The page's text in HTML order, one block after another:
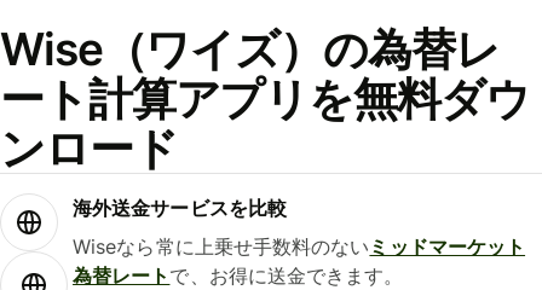
Wise（ワイズ）の為替レ
ート計算アプリを無料ダウ
ンロード
海外送金サービスを比較
Wiseなら常に上乗せ手数料のない ミッドマーケット
為替レート で、お得に送金できます。